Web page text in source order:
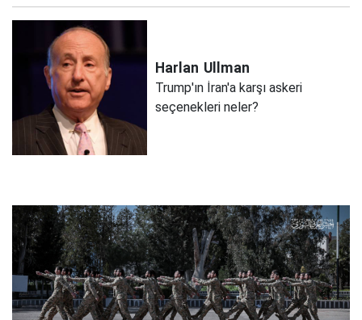
Harlan Ullman
Trump'ın İran'a karşı askeri
seçenekleri neler?